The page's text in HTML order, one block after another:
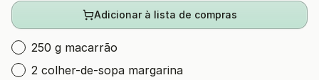
Adicionar à lista de compras
250 g macarrão
2 colher-de-sopa margarina